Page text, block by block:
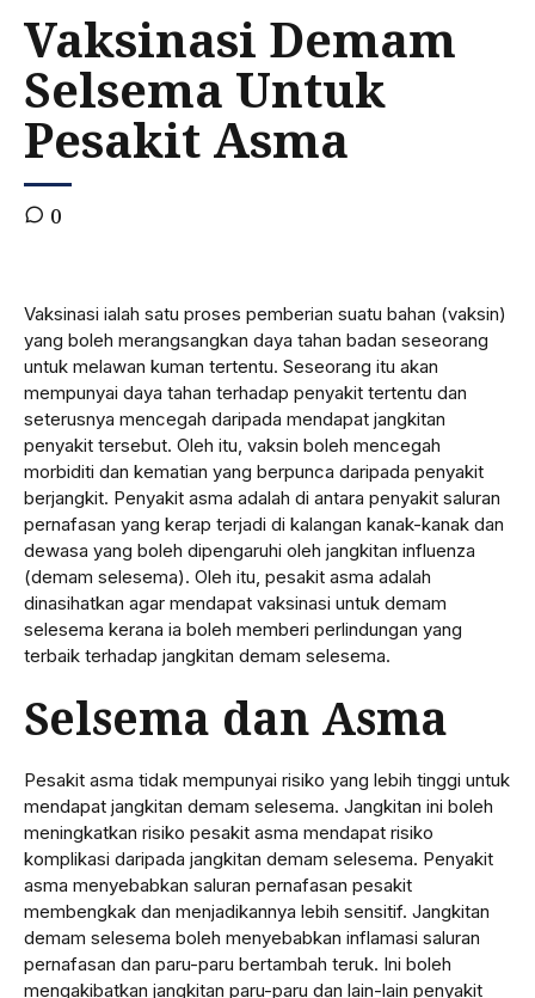
Vaksinasi Demam
Selsema Untuk
Pesakit Asma
0
Vaksinasi ialah satu proses pemberian suatu bahan (vaksin)
yang boleh merangsangkan daya tahan badan seseorang
untuk melawan kuman tertentu. Seseorang itu akan
mempunyai daya tahan terhadap penyakit tertentu dan
seterusnya mencegah daripada mendapat jangkitan
penyakit tersebut. Oleh itu, vaksin boleh mencegah
morbiditi dan kematian yang berpunca daripada penyakit
berjangkit. Penyakit asma adalah di antara penyakit saluran
pernafasan yang kerap terjadi di kalangan kanak-kanak dan
dewasa yang boleh dipengaruhi oleh jangkitan influenza
(demam selesema). Oleh itu, pesakit asma adalah
dinasihatkan agar mendapat vaksinasi untuk demam
selesema kerana ia boleh memberi perlindungan yang
terbaik terhadap jangkitan demam selesema.
Selsema dan Asma
Pesakit asma tidak mempunyai risiko yang lebih tinggi untuk
mendapat jangkitan demam selesema. Jangkitan ini boleh
meningkatkan risiko pesakit asma mendapat risiko
komplikasi daripada jangkitan demam selesema. Penyakit
asma menyebabkan saluran pernafasan pesakit
membengkak dan menjadikannya lebih sensitif. Jangkitan
demam selesema boleh menyebabkan inflamasi saluran
pernafasan dan paru-paru bertambah teruk. Ini boleh
mengakibatkan jangkitan paru-paru dan lain-lain penyakit